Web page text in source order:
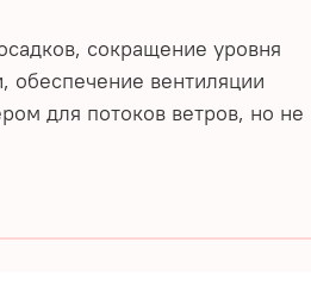
сокращение уровня
вентиляции
для потоков ветров, но не